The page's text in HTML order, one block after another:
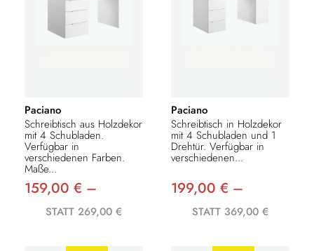
Paciano
Schreibtisch aus Holzdekor
mit 4 Schubladen.
Verfügbar in
verschiedenen Farben.
Maße...
159,00 € –
STATT 269,00 €
Paciano
Schreibtisch in Holzdekor
mit 4 Schubladen und 1
Drehtür. Verfügbar in
verschiedenen...
199,00 € –
STATT 369,00 €